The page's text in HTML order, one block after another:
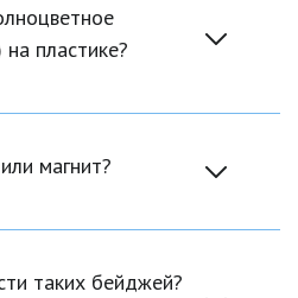
пластике?
магнит?
таких бейджей?